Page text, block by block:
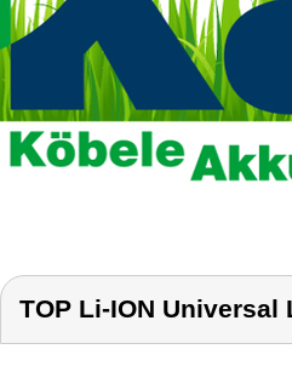
TOP Li-ION Universal